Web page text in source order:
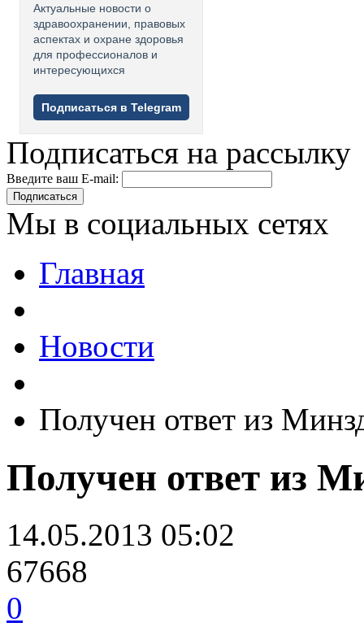
Актуальные новости о
здравоохранении, правовых
аспектах и охране здоровья
для профессионалов и
интересующихся
Подписаться в Telegram
Подписаться на рассылку
Введите ваш E-mail:
Подписаться
Мы в социальных сетях
Главная
Новости
Получен ответ из
Получен ответ из
14.05.2013 05:02
67668
0